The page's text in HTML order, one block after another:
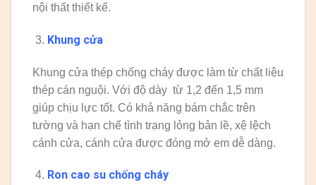
nội thất thiết kế.
Khung cửa
Khung cửa thép chống cháy được làm từ chất liệu
thép cán nguội. Với độ dày từ 1,2 đến 1,5 mm
giúp chịu lực tốt. Có khả năng bám chắc trên
tường và hạn chế tình trạng lỏng bản lề, xệ lệch
cánh cửa, cánh cửa được đóng mở em dễ dàng.
Ron cao su chống cháy